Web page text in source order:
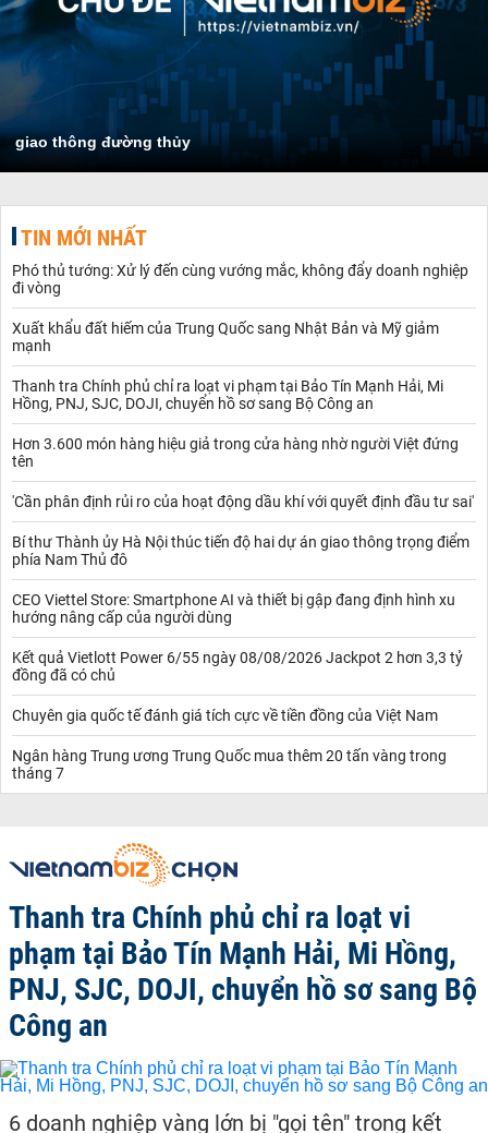
giao thông đường thủy
TIN MỚI NHẤT
Phó thủ tướng: Xử lý đến cùng vướng mắc, không đẩy doanh nghiệp
đi vòng
Xuất khẩu đất hiếm của Trung Quốc sang Nhật Bản và Mỹ giảm
mạnh
Thanh tra Chính phủ chỉ ra loạt vi phạm tại Bảo Tín Mạnh Hải, Mi
Hồng, PNJ, SJC, DOJI, chuyển hồ sơ sang Bộ Công an
Hơn 3.600 món hàng hiệu giả trong cửa hàng nhờ người Việt đứng
tên
'Cần phân định rủi ro của hoạt động dầu khí với quyết định đầu tư sai'
Bí thư Thành ủy Hà Nội thúc tiến độ hai dự án giao thông trọng điểm
phía Nam Thủ đô
CEO Viettel Store: Smartphone AI và thiết bị gập đang định hình xu
hướng nâng cấp của người dùng
Kết quả Vietlott Power 6/55 ngày 08/08/2026 Jackpot 2 hơn 3,3 tỷ
đồng đã có chủ
Chuyên gia quốc tế đánh giá tích cực về tiền đồng của Việt Nam
Ngân hàng Trung ương Trung Quốc mua thêm 20 tấn vàng trong
tháng 7
Thanh tra Chính phủ chỉ ra loạt vi
phạm tại Bảo Tín Mạnh Hải, Mi Hồng,
PNJ, SJC, DOJI, chuyển hồ sơ sang Bộ
Công an
6 doanh nghiệp vàng lớn bị "gọi tên" trong kết